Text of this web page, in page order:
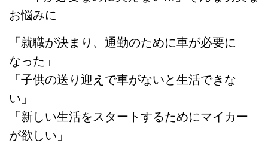
お悩みに
「就職が決まり、通勤のために車が必要に
なった」
「子供の送り迎えで車がないと生活できな
い」
「新しい生活をスタートするためにマイカー
が欲しい」